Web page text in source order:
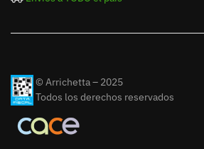
© Arrichetta – 2025
Todos los derechos reservados